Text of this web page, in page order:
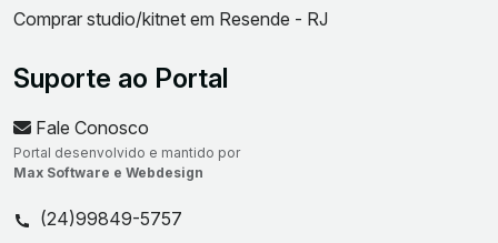
Comprar studio/kitnet em Resende - RJ
Suporte ao Portal
Fale Conosco
Portal desenvolvido e mantido por
Max Software e Webdesign
(24)99849-5757